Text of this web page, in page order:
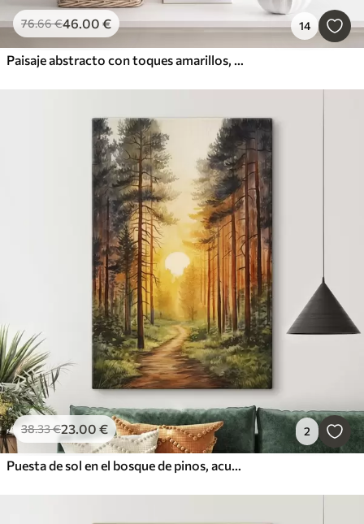
76.66€46.00 € 14
Paisaje abstracto con toques amarillos, una composición minimalista de tierra, agua y cielo, con colores apagados
38.33€23.00 € 2
Puesta de sol en el bosque de pinos, acuarela, belleza de la naturaleza